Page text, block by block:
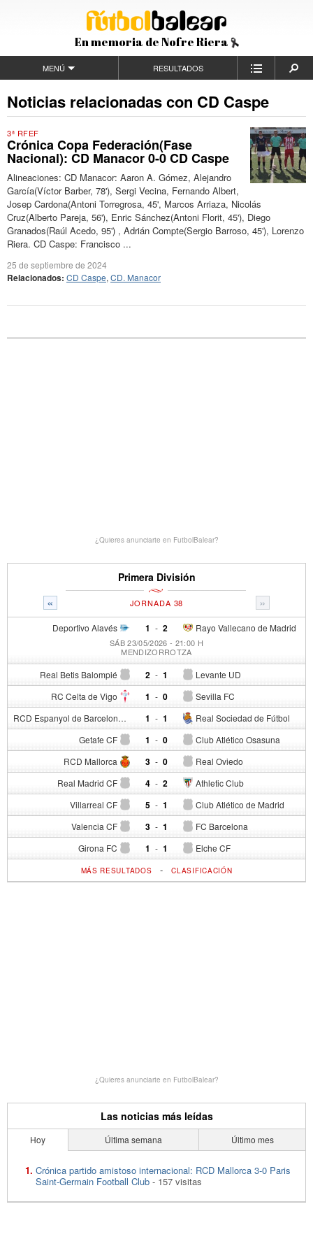
En memoria de Nofre Riera
MENÚ RESULTADOS
Noticias relacionadas con CD Caspe
3ª RFEF
Crónica Copa Federación(Fase
Nacional): CD Manacor 0-0 CD Caspe
Alineaciones: CD Manacor: Aaron A. Gómez, Alejandro
García(Víctor Barber, 78'), Sergi Vecina, Fernando Albert,
Josep Cardona(Antoni Torregrosa, 45', Marcos Arriaza, Nicolás
Cruz(Alberto Pareja, 56'), Enric Sánchez(Antoni Florit, 45'), Diego
Granados(Raúl Acedo, 95') , Adrián Compte(Sergio Barroso, 45'), Lorenzo
Riera. CD Caspe: Francisco ...
25 de septiembre de 2024
Relacionados: CD Caspe, CD. Manacor
¿Quieres anunciarte en FutbolBalear?
Primera División
« »
JORNADA 38
Deportivo Alavés 1 - Rayo Vallecano de Madrid
2
SÁB 23/05/2026 - 21:00 H
MENDIZORROTZA
Real Betis Balompié 2 - Levante UD
1
RC Celta de Vigo 1 - Sevilla FC
0
RCD Espanyol de Barcelona 1 - Real Sociedad de Fútbol
1
Getafe CF 1 - Club Atlético Osasuna
0
RCD Mallorca 3 - Real Oviedo
0
Real Madrid CF 4 - Athletic Club
2
Villarreal CF 5 - Club Atlético de Madrid
1
Valencia CF 3 - FC Barcelona
1
Girona FC 1 - Elche CF
1
MÁS RESULTADOS -CLASIFICACIÓN
¿Quieres anunciarte en FutbolBalear?
Las noticias más leídas
Hoy Última semana Último mes
Crónica partido amistoso internacional: RCD Mallorca 3-0 Paris
Saint-Germain Football Club - 157 visitas